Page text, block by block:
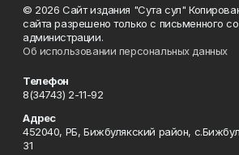
© 2026 Сайт издания "Сута сул"
сайта разрешено только с письменного
администрации.
Об использовании персональных данных
Телефон
8(34743) 2-11-92
Адрес
452040, РБ, Бижбулякский район,
31